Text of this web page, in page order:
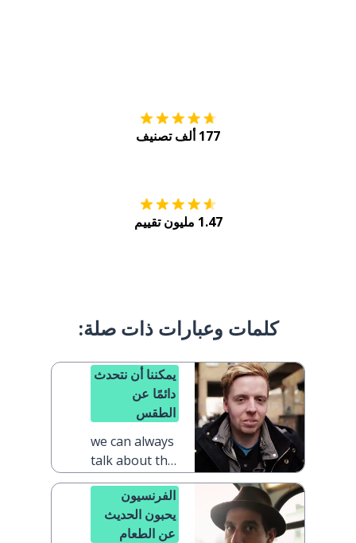
177 ألف تصنيف
1.47 مليون تقييم
كلمات وعبارات ذات صلة:
يمكننا أن نتحدث
دائمًا عن
الطقس
we can always
talk about the
weather
الفرنسيون
يحبون الحديث
عن الطعام